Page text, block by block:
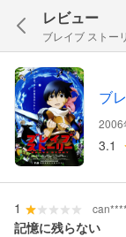
レビュー
ブレイブ ストー
ブ
2006
3.1
1
記憶に残らない